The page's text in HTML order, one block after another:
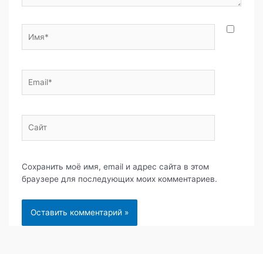
Сохранить моё имя, email и адрес сайта в этом
браузере для последующих моих комментариев.